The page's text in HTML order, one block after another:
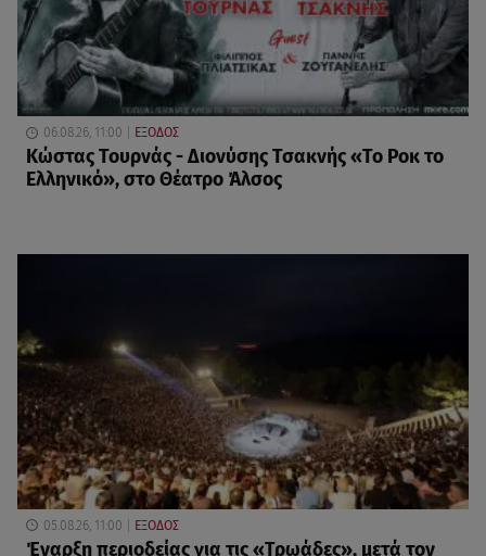
06.08.26, 11:00 ΕΞΟΔΟΣ
Κώστας Τουρνάς - Διονύσης Τσακνής «Το Ροκ το
Ελληνικό», στο Θέατρο Άλσος
05.08.26, 11:00 ΕΞΟΔΟΣ
Έναρξη περιοδείας για τις «Τρωάδες», μετά τον